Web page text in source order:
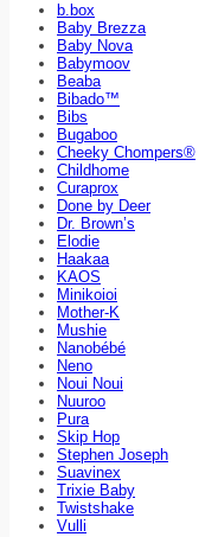
b.box
Baby Brezza
Baby Nova
Babymoov
Beaba
Bibado™
Bibs
Bugaboo
Cheeky Chompers®
Childhome
Curaprox
Done by Deer
Dr. Brown’s
Elodie
Haakaa
KAOS
Minikoioi
Mother-K
Mushie
Nanobébé
Neno
Noui Noui
Nuuroo
Pura
Skip Hop
Stephen Joseph
Suavinex
Trixie Baby
Twistshake
Vulli